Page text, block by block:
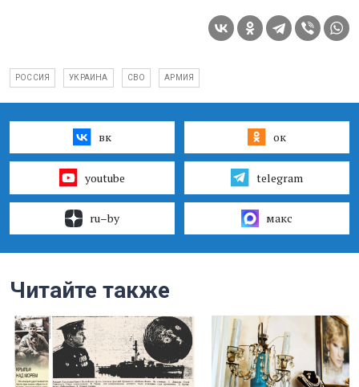
РОССИЯ УКРАИНА СВО АРМИЯ
вк ок
youtube telegram
ru–by макс
Читайте также